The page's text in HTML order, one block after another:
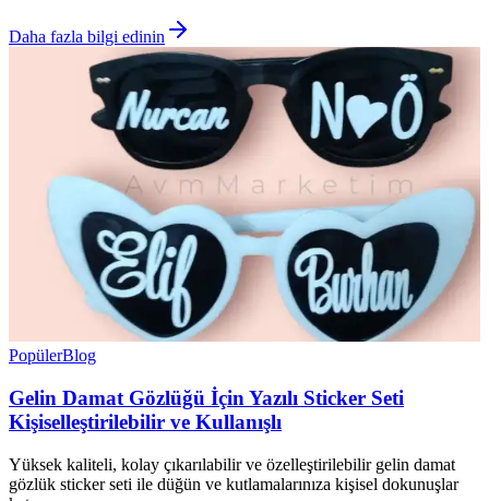
Daha fazla bilgi edinin
PopülerBlog
Gelin Damat Gözlüğü İçin Yazılı Sticker Seti
Kişiselleştirilebilir ve Kullanışlı
Yüksek kaliteli, kolay çıkarılabilir ve özelleştirilebilir gelin damat
gözlük sticker seti ile düğün ve kutlamalarınıza kişisel dokunuşlar